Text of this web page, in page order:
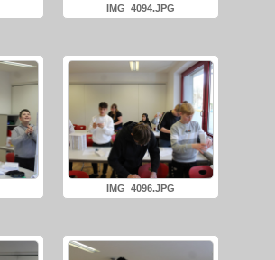
IMG_4094.JPG
IMG_4096.JPG